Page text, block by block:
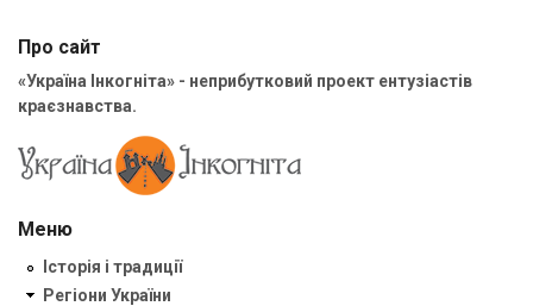
Про сайт
«Україна Інкогніта» - неприбутковий проект ентузіастів
краєзнавства.
Меню
Історія і традиції
Регіони України